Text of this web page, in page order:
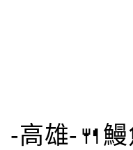
-高雄-🍴鰻